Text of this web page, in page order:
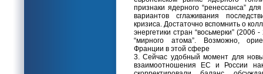
признаки ядерного “ренессанса”
вариантов сглаживания
кризиса. Достаточно вспомнить о
энергетики стран “восьмерки” (2006
“мирного атома”. Возможно,
Франции в этой сфере
3. Сейчас удобный момент для
взаимоотношения ЕС и России